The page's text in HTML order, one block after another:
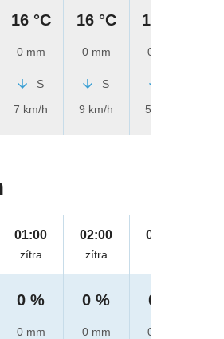
16 °C
0 mm
S
7 km/h
16 °C
0 mm
S
9 km/h
15 °C
0 mm
5 km/h
01:00
zítra
0 %
0 mm
02:00
zítra
0 %
0 mm
03:00
zítra
0 %
0 mm